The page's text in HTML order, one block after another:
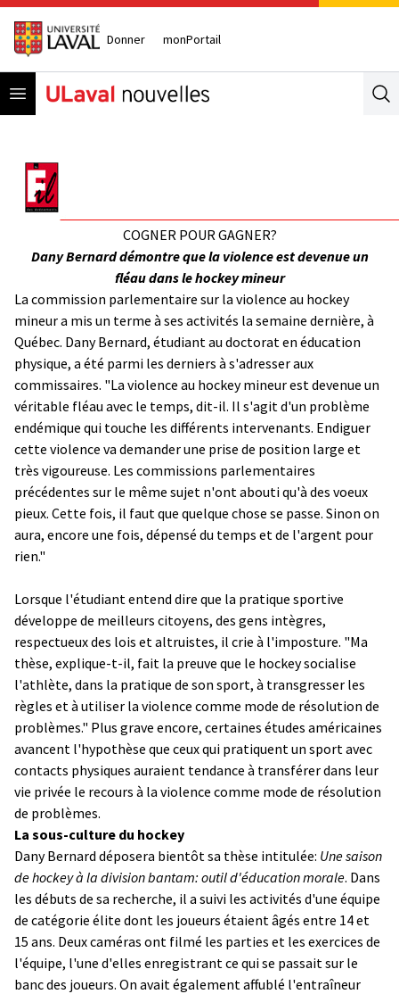
Donner monPortail
Open menu
COGNER POUR GAGNER?
Dany Bernard démontre que la violence est devenue un
fléau dans le hockey mineur
La commission parlementaire sur la violence au hockey
mineur a mis un terme à ses activités la semaine dernière, à
Québec. Dany Bernard, étudiant au doctorat en éducation
physique, a été parmi les derniers à s'adresser aux
commissaires. "La violence au hockey mineur est devenue un
véritable fléau avec le temps, dit-il. Il s'agit d'un problème
endémique qui touche les différents intervenants. Endiguer
cette violence va demander une prise de position large et
très vigoureuse. Les commissions parlementaires
précédentes sur le même sujet n'ont abouti qu'à des voeux
pieux. Cette fois, il faut que quelque chose se passe. Sinon on
aura, encore une fois, dépensé du temps et de l'argent pour
rien."
Lorsque l'étudiant entend dire que la pratique sportive
développe de meilleurs citoyens, des gens intègres,
respectueux des lois et altruistes, il crie à l'imposture. "Ma
thèse, explique-t-il, fait la preuve que le hockey socialise
l'athlète, dans la pratique de son sport, à transgresser les
règles et à utiliser la violence comme mode de résolution de
problèmes." Plus grave encore, certaines études américaines
avancent l'hypothèse que ceux qui pratiquent un sport avec
contacts physiques auraient tendance à transférer dans leur
vie privée le recours à la violence comme mode de résolution
de problèmes.
La sous-culture du hockey
Dany Bernard déposera bientôt sa thèse intitulée: Une saison
de hockey à la division bantam: outil d'éducation morale. Dans
les débuts de sa recherche, il a suivi les activités d'une équipe
de catégorie élite dont les joueurs étaient âgés entre 14 et
15 ans. Deux caméras ont filmé les parties et les exercices de
l'équipe, l'une d'elles enregistrant ce qui se passait sur le
banc des joueurs. On avait également affublé l'entraîneur